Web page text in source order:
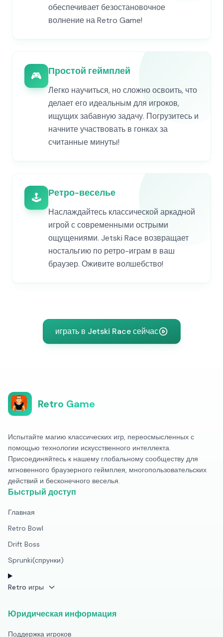
обеспечивает безостановочное
волнение на Retro Game!
🎮 Простой геймплей
Легко научиться, но сложно освоить, что
делает его идеальным для игроков,
ищущих забавную задачу. Погрузитесь и
начните участвовать в гонках за
считанные минуты!
🕹️ Ретро-веселье
Наслаждайтесь классической аркадной
игрой с современными острыми
ощущениями. Jetski Race возвращает
ностальгию по ретро-играм в ваш
браузер. Оживите волшебство!
играть в Jetski Race сейчас
Retro Game
Испытайте магию классических игр, переосмысленных с
помощью технологии искусственного интеллекта.
Присоединяйтесь к нашему глобальному сообществу для
мгновенного браузерного геймплея, многопользовательских
действий и бесконечного веселья.
Быстрый доступ
Главная
Retro Bowl
Drift Boss
Sprunki(спрунки)
Retro игры
Юридическая информация
Поддержка игроков